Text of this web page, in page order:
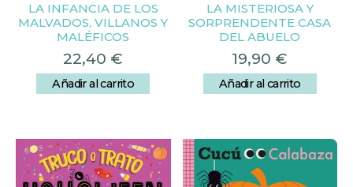
LA INFANCIA DE LOS
MALVADOS, VILLANOS Y
MALÉFICOS
22,40 €
Añadir al carrito
LA MISTERIOSA Y
SORPRENDENTE CASA
DEL ABUELO
19,90 €
Añadir al carrito